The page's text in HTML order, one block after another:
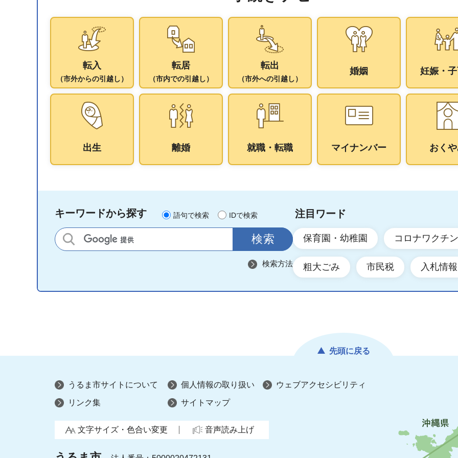
転入
（市外からの引越し）
転居
（市内での引越し）
転出
（市外への引越し）
婚姻 妊娠・
出生 離婚 就職・転職 マイナンバー おく
キーワードから探す 語句で検索 IDで検索
サイト内検索
検索方法
注目ワード
保育園・幼稚園 コロナワクチン
粗大ごみ 市民税 入札情報
先頭に戻る
うるま市サイトについて 個人情報の取り扱い ウェブアクセシビリティ
リンク集 サイトマップ
文字サイズ・色合い変更 音声読み上げ